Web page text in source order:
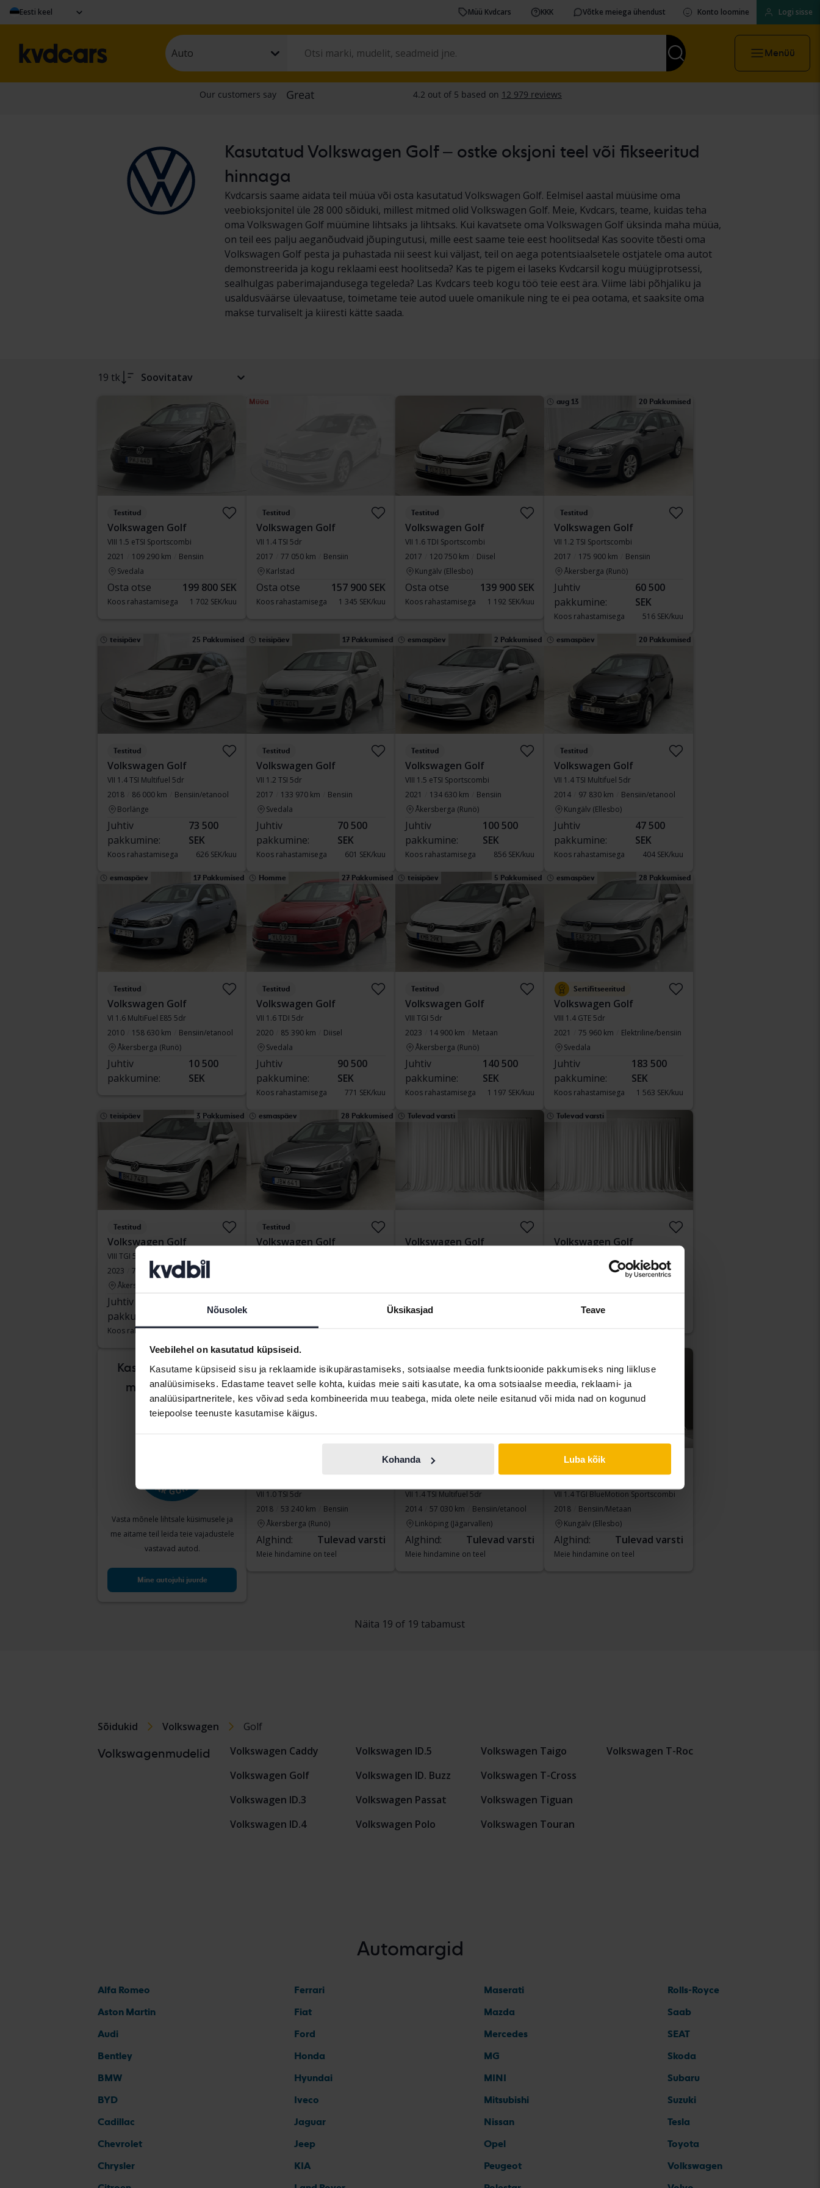
Nõusolek Üksikasjad Teave
Veebilehel on kasutatud küpsiseid.
Kasutame küpsiseid sisu ja reklaamide isikupärastamiseks, sotsiaalse meedia funktsioonide pakkumiseks ning liikluse
analüüsimiseks. Edastame teavet selle kohta, kuidas meie saiti kasutate, ka oma sotsiaalse meedia, reklaami- ja
analüüsipartneritele, kes võivad seda kombineerida muu teabega, mida olete neile esitanud või mida nad on kogunud
teiepoolse teenuste kasutamise käigus.
Kohanda Luba kõik
Eesti keel Müü Kvdcars KKK Võtke meiega ühendust Konto loomine Logi sisse
Auto Menüü
Kasutatud Volkswagen Golf – ostke oksjoni teel või fikseeritud
hinnaga
Kvdcarsis saame aidata teil müüa või osta kasutatud Volkswagen Golf. Eelmisel aastal müüsime oma
veebioksjonitel üle 28 000 sõiduki, millest mitmed olid Volkswagen Golf. Meie, Kvdcars, teame, kuidas teha
oma Volkswagen Golf müümine lihtsaks ja lihtsaks. Kui kavatsete oma Volkswagen Golf üksinda maha müüa,
on teil ees palju aeganõudvaid jõupingutusi, mille eest saame teie eest hoolitseda! Kas soovite tõesti oma
Volkswagen Golf pesta ja puhastada nii seest kui väljast, teil on aega potentsiaalsetele ostjatele oma autot
demonstreerida ja kogu reklaami eest hoolitseda? Kas te pigem ei laseks Kvdcarsil kogu müügiprotsessi,
sealhulgas paberimajandusega tegeleda? Las Kvdcars teeb kogu töö teie eest ära. Viime läbi põhjaliku ja
usaldusväärse ülevaatuse, toimetame teie autod uuele omanikule ning te ei pea ootama, et saaksite oma
makse turvaliselt ja kiiresti kätte saada.
19 tk Soovitatav
Testitud
Volkswagen Golf
VIII 1.5 eTSI Sportscombi
2021
109 290 km
Bensiin
Svedala
Osta otse 199 800 SEK
Koos rahastamisega 1 702 SEK/kuu
Müüa
Testitud
Volkswagen Golf
VII 1.4 TSI 5dr
2017
77 050 km
Bensiin
Karlstad
Osta otse 157 900 SEK
Koos rahastamisega 1 345 SEK/kuu
Testitud
Volkswagen Golf
VII 1.6 TDI Sportscombi
2017
120 750 km
Diisel
Kungälv (Ellesbo)
Osta otse 139 900 SEK
Koos rahastamisega 1 192 SEK/kuu
aug 13 20 Pakkumised
Testitud
Volkswagen Golf
VII 1.2 TSI Sportscombi
2017
175 900 km
Bensiin
Åkersberga (Runö)
Juhtiv
pakkumine:
60 500
SEK
Koos rahastamisega 516 SEK/kuu
teisipäev 25 Pakkumised
Testitud
Volkswagen Golf
VII 1.4 TSI Multifuel 5dr
2018
86 000 km
Bensiin/etanool
Borlänge
Juhtiv
pakkumine:
73 500
SEK
Koos rahastamisega 626 SEK/kuu
teisipäev 17 Pakkumised
Testitud
Volkswagen Golf
VII 1.2 TSI 5dr
2017
133 970 km
Bensiin
Svedala
Juhtiv
pakkumine:
70 500
SEK
Koos rahastamisega 601 SEK/kuu
esmaspäev 2 Pakkumised
Testitud
Volkswagen Golf
VIII 1.5 eTSI Sportscombi
2021
134 630 km
Bensiin
Åkersberga (Runö)
Juhtiv
pakkumine:
100 500
SEK
Koos rahastamisega 856 SEK/kuu
esmaspäev 20 Pakkumised
Testitud
Volkswagen Golf
VII 1.4 TSI Multifuel 5dr
2014
97 830 km
Bensiin/etanool
Kungälv (Ellesbo)
Juhtiv
pakkumine:
47 500
SEK
Koos rahastamisega 404 SEK/kuu
esmaspäev 17 Pakkumised
Testitud
Volkswagen Golf
VI 1.6 MultiFuel E85 5dr
2010
158 630 km
Bensiin/etanool
Åkersberga (Runö)
Juhtiv
pakkumine:
10 500
SEK
Homme 27 Pakkumised
Testitud
Volkswagen Golf
VII 1.6 TDI 5dr
2020
85 390 km
Diisel
Svedala
Juhtiv
pakkumine:
90 500
SEK
Koos rahastamisega 771 SEK/kuu
teisipäev 5 Pakkumised
Testitud
Volkswagen Golf
VIII TGI 5dr
2023
14 900 km
Metaan
Åkersberga (Runö)
Juhtiv
pakkumine:
140 500
SEK
Koos rahastamisega 1 197 SEK/kuu
esmaspäev 28 Pakkumised
Sertifitseeritud
Volkswagen Golf
VIII 1.4 GTE 5dr
2021
75 960 km
Elektriline/bensiin
Svedala
Juhtiv
pakkumine:
183 500
SEK
Koos rahastamisega 1 563 SEK/kuu
teisipäev 3 Pakkumised
Testitud
Volkswagen Golf
VIII TGI 5dr
2023
70 860 km
Metaan
Åkersberga (Runö)
Juhtiv
pakkumine:
Koos rahastamisega 686 SEK/kuu
esmaspäev 28 Pakkumised
Testitud
Volkswagen Golf
Koos rahastamisega
Tulevad varsti
Volkswagen Golf
Meie hindamine on teel
Tulevad varsti
Volkswagen Golf
151 510 km
Bensiin/Metaan
Meie hindamine on teel
Kas on raske teada,
milline auto sulle
sobib?
Vasta mõnele lihtsale küsimusele ja
me aitame teil leida teie vajadustele
vastavad autod.
Mine autojuhi juurde
Tulevad varsti
VII 1.0 TSI 5dr
2018
53 240 km
Bensiin
Åkersberga (Runö)
Alghind: Tulevad varsti
Meie hindamine on teel
VII 1.4 TSI Multifuel 5dr
2014
57 030 km
Bensiin/etanool
Linköping (Jägarvallen)
Alghind: Tulevad varsti
Meie hindamine on teel
VII 1.4 TGI BlueMotion Sportscombi
2018
Bensiin/Metaan
Kungälv (Ellesbo)
Alghind: Tulevad varsti
Meie hindamine on teel
Näita 19 of 19 tabamust
Sõidukid Volkswagen Golf
Volkswagenmudelid
Volkswagen Caddy
Volkswagen Golf
Volkswagen ID.3
Volkswagen ID.4
Volkswagen ID.5
Volkswagen ID. Buzz
Volkswagen Passat
Volkswagen Polo
Volkswagen Taigo
Volkswagen T-Cross
Volkswagen Tiguan
Volkswagen Touran
Volkswagen T-Roc
Automargid
Alfa Romeo
Aston Martin
Audi
Bentley
BMW
BYD
Cadillac
Chevrolet
Chrysler
Ferrari
Fiat
Ford
Honda
Hyundai
Iveco
Jaguar
Jeep
KIA
Maserati
Mazda
Mercedes
MG
MINI
Mitsubishi
Nissan
Opel
Peugeot
Rolls-Royce
Saab
SEAT
Skoda
Subaru
Suzuki
Tesla
Toyota
Volkswagen